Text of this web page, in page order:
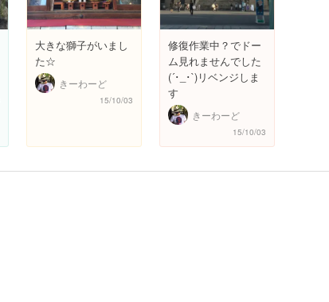
大きな獅子がいまし
た☆
きーわーど
15/10/03
修復作業中？でドー
ム見れませんでした
(´･_･`)リベンジしま
す
きーわーど
15/10/03